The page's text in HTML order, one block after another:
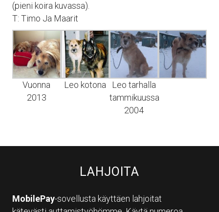
(pieni koira kuvassa).
T: Timo Ja Maarit
Vuonna
2013
Leo kotona
Leo tarhalla
tammikuussa
2004
LAHJOITA
MobilePay-sovellusta käyttäen lahjoitat